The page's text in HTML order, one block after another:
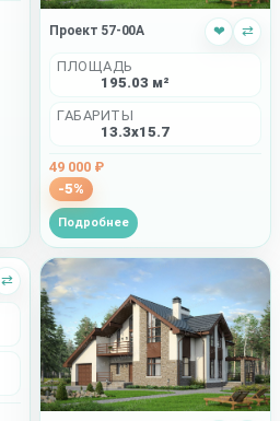
Проект 57-00A ❤ ⇄
ПЛОЩАДЬ
195.03 м²
ГАБАРИТЫ
13.3x15.7
49 000 ₽
-5%
Подробнее
⇄